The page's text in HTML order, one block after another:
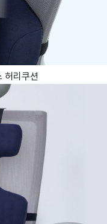
허리쿠션